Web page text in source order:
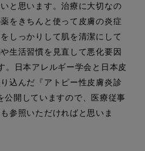
と思います。治療に大切なの
をきちんと使って皮膚の炎症
しっかりして肌を清潔にして
生活習慣を見直して悪化要因
。日本アレルギー学会と日本皮
込んだ『アトピー性皮膚炎診
公開していますので、医療従事
参照いただければと思いま